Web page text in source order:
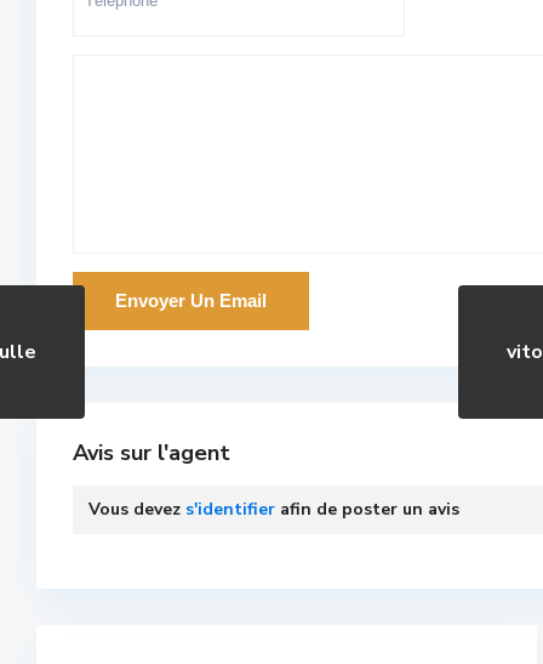
Avis sur l'agent
Vous devez s'identifier afin de poster un avis